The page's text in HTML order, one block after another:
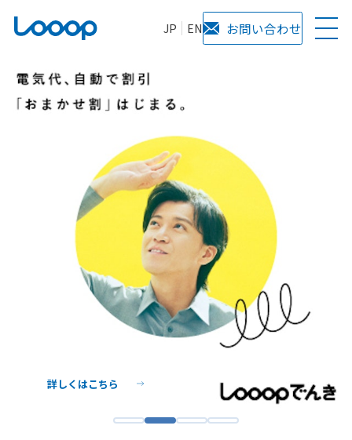
ｐ
JP EN お問い合わせ
詳しくはこちら
詳しくはこちら
詳しくはこちら